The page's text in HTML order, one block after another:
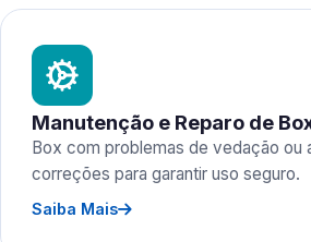
Manutenção e Reparo de
Box com problemas de vedação ou
correções para garantir uso seguro.
Saiba Mais